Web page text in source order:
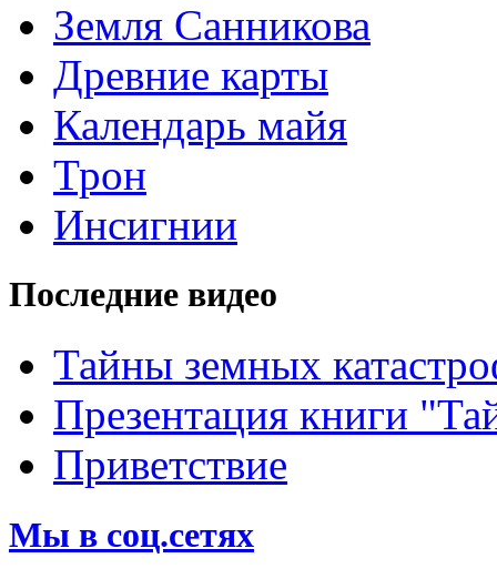
Земля Санникова
Древние карты
Календарь майя
Трон
Инсигнии
Последние видео
Тайны земных
Презентация книги
Приветствие
Мы в соц.сетях